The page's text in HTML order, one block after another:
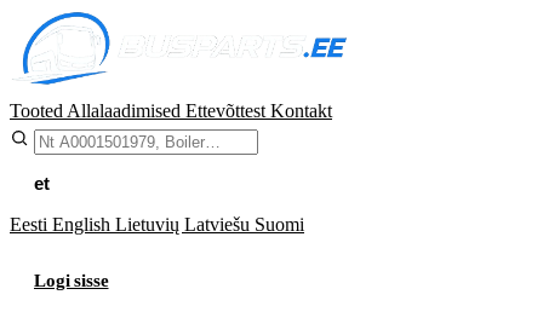
Tooted Allalaadimised Ettevõttest Kontakt
et
Eesti English Lietuvių Latviešu Suomi
Logi sisse